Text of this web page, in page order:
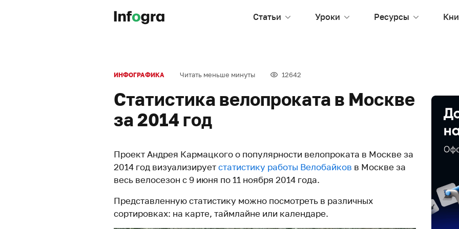
Статьи Уроки Ресурсы
ИНФОГРАФИКА Читать меньше минуты 12642
Статистика велопроката в Москве
за 2014 год
Проект Андрея Кармацкого о популярности велопроката в Москве за
2014 год визуализируетстатистику работы Велобайков в Москве за
весь велосезон с 9 июня по 11 ноября 2014 года.
Представленную статистику можно посмотреть в различных
сортировках: на карте, таймлайне или календаре.